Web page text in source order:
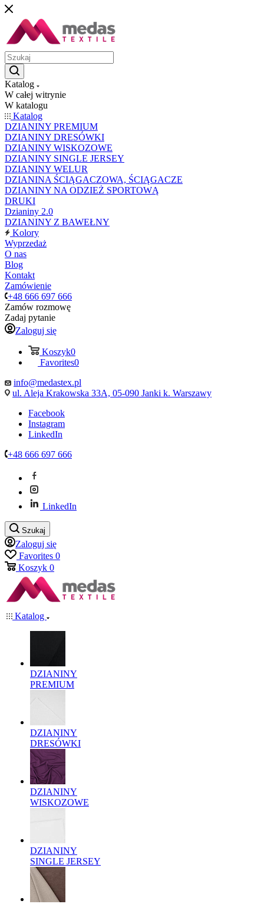
Katalog
W całej witrynie
W katalogu
Katalog
DZIANINY PREMIUM
DZIANINY DRESÓWKI
DZIANINY WISKOZOWE
DZIANINY SINGLE JERSEY
DZIANINY WELUR
DZIANINA ŚCIĄGACZOWA, ŚCIĄGACZE
DZIANINY NA ODZIEŻ SPORTOWĄ
DRUKI
Dzianiny 2.0
DZIANINY Z BAWEŁNY
Kolory
Wyprzedaż
O nas
Blog
Kontakt
Zamówienie
+48 666 697 666
Zamów rozmowę
Zadaj pytanie
Zaloguj się
Koszyk0
Favorites0
info@medastex.pl
ul. Aleja Krakowska 33A, 05-090 Janki k. Warszawy
Facebook
Instagram
LinkedIn
+48 666 697 666
LinkedIn
Szukaj
Zaloguj się
Favorites 0
Koszyk 0
Katalog
DZIANINY
PREMIUM
DZIANINY
DRESÓWKI
DZIANINY
WISKOZOWE
DZIANINY
SINGLE JERSEY